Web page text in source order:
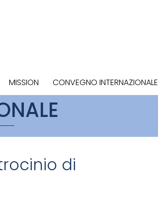
MISSION CONVEGNO INTERNAZIONALE
di